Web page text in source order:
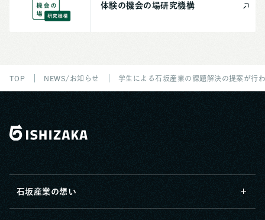
体験の機会の場研究機構
TOP NEWS/お知らせ 学生による石坂産業の課題解決の提案が行
石坂産業の想い